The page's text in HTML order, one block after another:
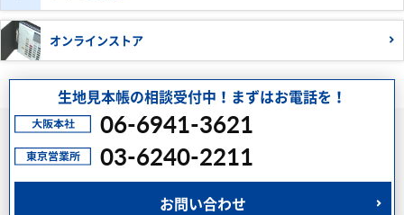
オンラインストア
生地見本帳の相談受付中！まずはお電話を！
06-6941-3621
03-6240-2211
お問い合わせ